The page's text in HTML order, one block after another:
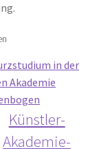
Künstler-
Akademie-